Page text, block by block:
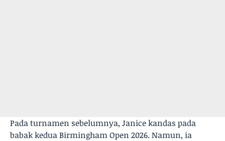
Pada turnamen sebelumnya, Janice kandas pada
babak kedua Birmingham Open 2026. Namun, ia